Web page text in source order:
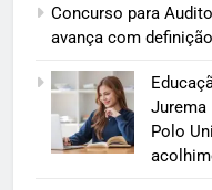
Concurso para
avança com
Jurema
Polo